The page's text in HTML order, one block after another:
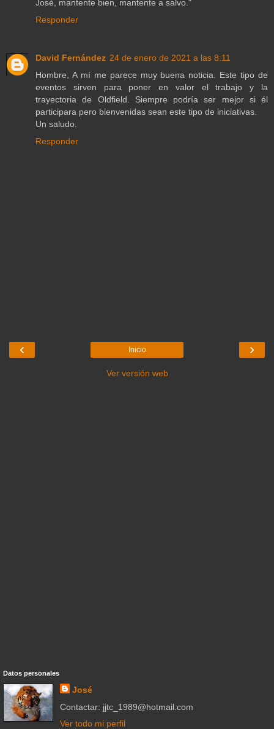
José, mantente bien, mantente a salvo."
Responder
David Fernández 24 de enero de 2021 a las 8:11
Hombre, A mí me parece muy buena noticia. Este tipo de
eventos sirven para poner en valor el trabajo y la
trayectoria de Oldfield. Siempre podría ser mejor si él
participara pero bienvenidas sean este tipo de iniciativas.
Un saludo.
Responder
‹ ›
Inicio
Ver versión web
Datos personales
José
Contactar: jjtc_1989@hotmail.com
Ver todo mi perfil